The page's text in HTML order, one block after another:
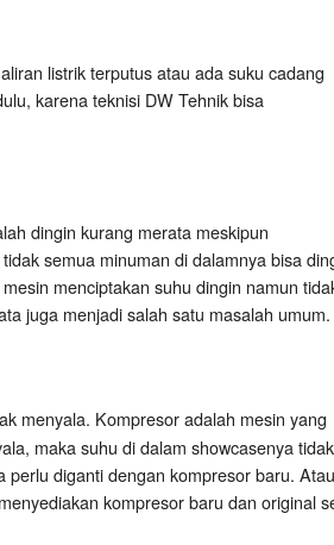
listrik terputus atau ada suku cadang
karena teknisi DW Tehnik bisa
dingin kurang merata meskipun
semua minuman di dalamnya bisa
menciptakan suhu dingin namun
juga menjadi salah satu masalah umum.
menyala. Kompresor adalah mesin yang
maka suhu di dalam showcasenya tidak
diganti dengan kompresor baru. Atau
kompresor baru dan original